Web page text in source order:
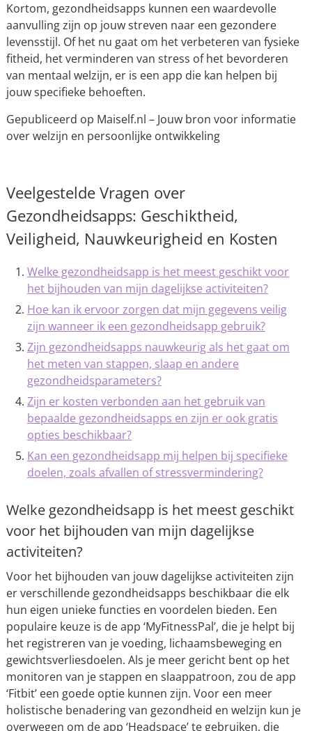
Kortom, gezondheidsapps kunnen een waardevolle
aanvulling zijn op jouw streven naar een gezondere
levensstijl. Of het nu gaat om het verbeteren van fysieke
fitheid, het verminderen van stress of het bevorderen
van mentaal welzijn, er is een app die kan helpen bij
jouw specifieke behoeften.
Gepubliceerd op Maiself.nl – Jouw bron voor informatie
over welzijn en persoonlijke ontwikkeling
Veelgestelde Vragen over
Gezondheidsapps: Geschiktheid,
Veiligheid, Nauwkeurigheid en Kosten
Welke gezondheidsapp is het meest geschikt voor
het bijhouden van mijn dagelijkse activiteiten?
Hoe kan ik ervoor zorgen dat mijn gegevens veilig
zijn wanneer ik een gezondheidsapp gebruik?
Zijn gezondheidsapps nauwkeurig als het gaat om
het meten van stappen, slaap en andere
gezondheidsparameters?
Zijn er kosten verbonden aan het gebruik van
bepaalde gezondheidsapps en zijn er ook gratis
opties beschikbaar?
Kan een gezondheidsapp mij helpen bij specifieke
doelen, zoals afvallen of stressvermindering?
Welke gezondheidsapp is het meest geschikt
voor het bijhouden van mijn dagelijkse
activiteiten?
Voor het bijhouden van jouw dagelijkse activiteiten zijn
er verschillende gezondheidsapps beschikbaar die elk
hun eigen unieke functies en voordelen bieden. Een
populaire keuze is de app ‘MyFitnessPal’, die je helpt bij
het registreren van je voeding, lichaamsbeweging en
gewichtsverliesdoelen. Als je meer gericht bent op het
monitoren van je stappen en slaappatroon, zou de app
‘Fitbit’ een goede optie kunnen zijn. Voor een meer
holistische benadering van gezondheid en welzijn kun je
overwegen om de app ‘Headspace’ te gebruiken, die